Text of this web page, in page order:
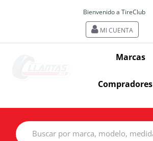
Bienvenido a TireClub
MI CUENTA
Marcas
Compradores
Search
for: